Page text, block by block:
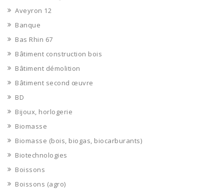
Aveyron 12
Banque
Bas Rhin 67
Bâtiment construction bois
Bâtiment démolition
Bâtiment second œuvre
BD
Bijoux, horlogerie
Biomasse
Biomasse (bois, biogas, biocarburants)
Biotechnologies
Boissons
Boissons (agro)